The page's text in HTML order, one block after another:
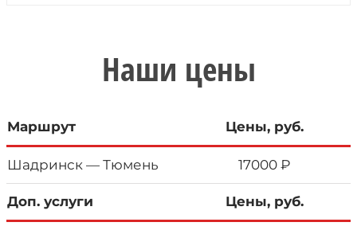
Наши цены
Маршрут Цены, руб.
Шадринск — Тюмень 17000 ₽
Доп. услуги Цены, руб.